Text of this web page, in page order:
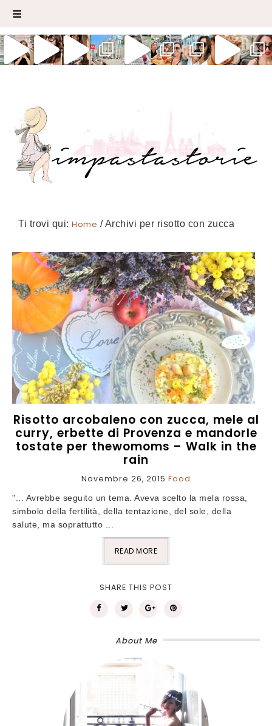
Ti trovi qui: Home /Archivi per risotto con zucca
Risotto arcobaleno con zucca, mele al
curry, erbette di Provenza e mandorle
tostate per thewomoms – Walk in the
rain
Novembre 26, 2015 Food
"... Avrebbe seguito un tema. Aveva scelto la mela rossa,
simbolo della fertilità, della tentazione, del sole, della
salute, ma soprattutto ...
READ MORE
SHARE THIS POST
About Me